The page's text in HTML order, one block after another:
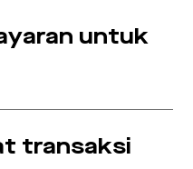
untuk
transaksi